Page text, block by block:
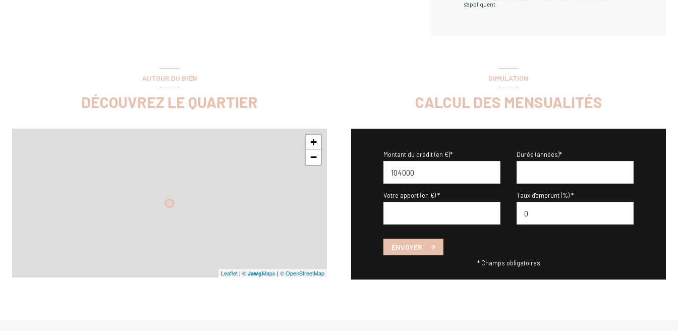
s'appliquent.
AUTOUR DU BIEN
DÉCOUVREZ LE QUARTIER
+
−
Leaflet | © JawgMaps | © OpenStreetMap
SIMULATION
CALCUL DES MENSUALITÉS
Montant du crédit (en €)* Durée (années)*
Votre apport (en €) * Taux d'emprunt (%) *
ENVOYER
* Champs obligatoires